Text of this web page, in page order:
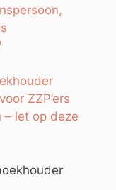
ZZP’ers
– let op deze